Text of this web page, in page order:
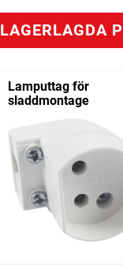
LAGERLAGDA
Lamputtag för
sladdmontage